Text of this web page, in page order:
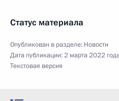
Статус материала
Опубликован в разделе: Новости
Дата публикации:2 марта 2022
Текстовая версия